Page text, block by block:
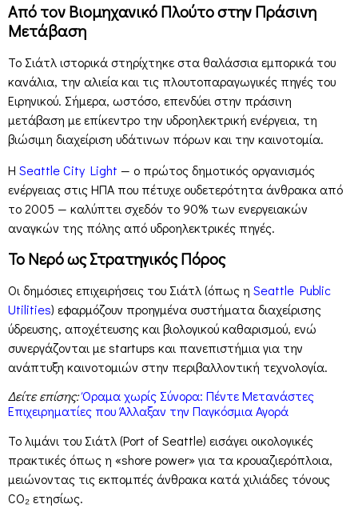
Από τον Βιομηχανικό Πλούτο στην Πράσινη
Μετάβαση
Το Σιάτλ ιστορικά στηρίχτηκε στα θαλάσσια εμπορικά του
κανάλια, την αλιεία και τις πλουτοπαραγωγικές πηγές του
Ειρηνικού. Σήμερα, ωστόσο, επενδύει στην πράσινη
μετάβαση με επίκεντρο την υδροηλεκτρική ενέργεια, τη
βιώσιμη διαχείριση υδάτινων πόρων και την καινοτομία.
Η Seattle City Light — ο πρώτος δημοτικός οργανισμός
ενέργειας στις ΗΠΑ που πέτυχε ουδετερότητα άνθρακα από
το 2005 — καλύπτει σχεδόν το 90% των ενεργειακών
αναγκών της πόλης από υδροηλεκτρικές πηγές.
Το Νερό ως Στρατηγικός Πόρος
Οι δημόσιες επιχειρήσεις του Σιάτλ (όπως η Seattle Public
Utilities) εφαρμόζουν προηγμένα συστήματα διαχείρισης
ύδρευσης, αποχέτευσης και βιολογικού καθαρισμού, ενώ
συνεργάζονται με startups και πανεπιστήμια για την
ανάπτυξη καινοτομιών στην περιβαλλοντική τεχνολογία.
Δείτε επίσης:Όραμα χωρίς Σύνορα: Πέντε Μετανάστες
Επιχειρηματίες που Άλλαξαν την Παγκόσμια Αγορά
Το λιμάνι του Σιάτλ (Port of Seattle) εισάγει οικολογικές
πρακτικές όπως η «shore power» για τα κρουαζιερόπλοια,
μειώνοντας τις εκπομπές άνθρακα κατά χιλιάδες τόνους
CO₂ ετησίως.